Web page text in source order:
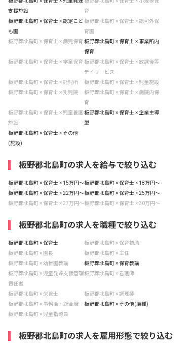
支援施設
育
板野郡北島町 × 保育士 × 認定こど
も園
板野郡北島町 × 保育士 × 認可外保
育園
板野郡北島町 × 保育士 × 病児保育 板野郡北島町 × 保育士 × 事業所内
保育
板野郡北島町 × 保育士 × 学童保育 板野郡北島町 × 保育士 × 放課後等
デイサービス
板野郡北島町 × 保育士 × 託児所
板野郡北島町 × 保育士 × 児童施設
板野郡北島町 × 保育士 × 乳児院
板野郡北島町 × 保育士 × 病院内保
育
板野郡北島町 × 保育士 × 児童養護
施設
板野郡北島町 × 保育士 × 企業主導
型
板野郡北島町 × 保育士 × その他
(施設)
板野郡北島町の求人を給与で絞り込む
板野郡北島町 × 保育士 × 15万円〜板野郡北島町 × 保育士 × 18万円〜
板野郡北島町 × 保育士 × 22万円〜板野郡北島町 × 保育士 × 25万円〜
板野郡北島町 × 保育士 × 27万円〜板野郡北島町 × 保育士 × 30万円〜
板野郡北島町の求人を職種で絞り込む
板野郡北島町 × 保育士
板野郡北島町 × 保育補助
板野郡北島町 × 園長
板野郡北島町 × 主任
板野郡北島町 × 幼稚園教諭
板野郡北島町 × 保育教諭
板野郡北島町 × 児童発達支援管理
責任者
板野郡北島町 × 看護師
板野郡北島町 × 栄養士
板野郡北島町 × 調理師
板野郡北島町 × 事務職・総合職
板野郡北島町 × その他(職種)
板野郡北島町 × 児童指導員
板野郡北島町の求人を雇用形態で絞り込む